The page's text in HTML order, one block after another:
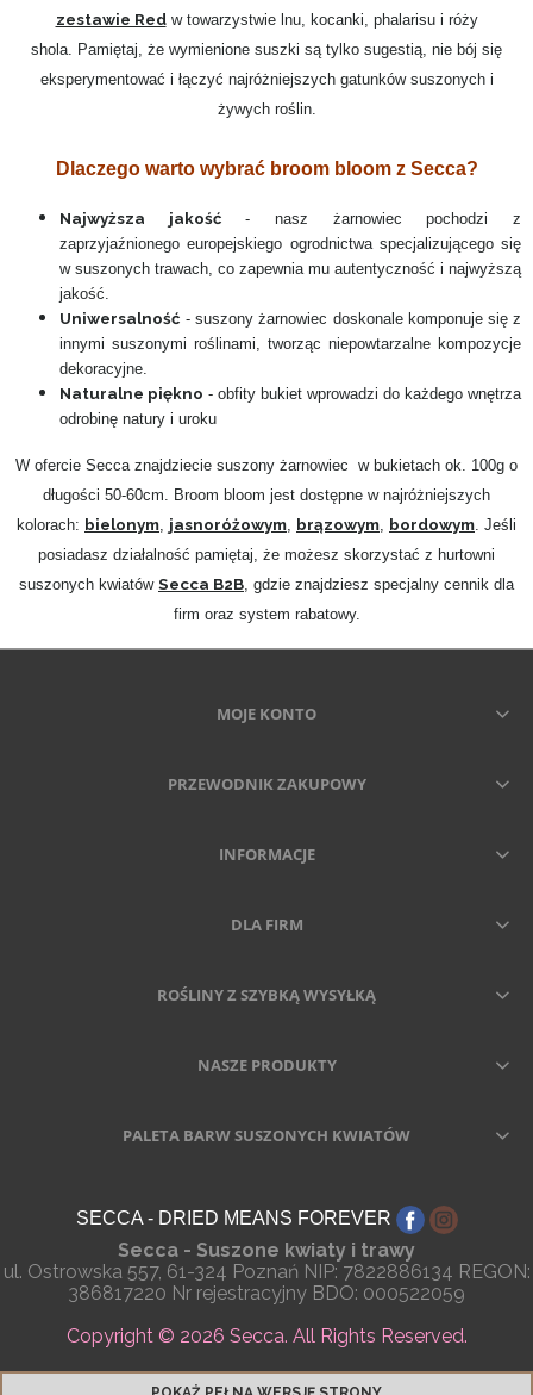
zestawie Redw towarzystwie lnu, kocanki, phalarisu i róży
shola. Pamiętaj, że wymienione suszki są tylko sugestią, nie bój się
eksperymentować i łączyć najróżniejszych gatunków suszonych i
żywych roślin.
Dlaczego warto wybrać broom bloom z Secca?
Najwyższa jakość- nasz żarnowiec pochodzi z
zaprzyjaźnionego europejskiego ogrodnictwa specjalizującego się
w suszonych trawach, co zapewnia mu autentyczność i najwyższą
jakość.
Uniwersalność - suszony żarnowiec doskonale komponuje się z
innymi suszonymi roślinami, tworząc niepowtarzalne kompozycje
dekoracyjne.
Naturalne piękno - obfity bukiet wprowadzi do każdego wnętrza
odrobinę natury i uroku
W ofercie Secca znajdziecie suszony żarnowiec w bukietach ok. 100g o
długości 50-60cm. Broom bloom jest dostępne w najróżniejszych
kolorach: bielonym jasnoróżowym brązowym bordowym . Jeśli
posiadasz działalność pamiętaj, że możesz skorzystać z hurtowni
suszonych kwiatów Secca B2B , gdzie znajdziesz specjalny cennik dla
firm oraz system rabatowy.
MOJE KONTO
PRZEWODNIK ZAKUPOWY
INFORMACJE
DLA FIRM
ROŚLINY Z SZYBKĄ WYSYŁKĄ
NASZE PRODUKTY
PALETA BARW SUSZONYCH KWIATÓW
SECCA - DRIED MEANS FOREVER
Secca - Suszone kwiaty i trawy
ul. Ostrowska 557, 61-324 Poznań NIP: 7822886134 REGON:
386817220 Nr rejestracyjny BDO: 000522059
Copyright © 2026 Secca. All Rights Reserved.